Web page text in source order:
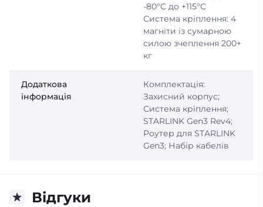
-80°C до +115°C
Система кріплення: 4
магніти із сумарною
силою зчеплення 200+
кг
Додаткова
інформація
Комплектація:
Захисний корпус;
Система кріплення;
STARLINK Gen3 Rev4;
Роутер для STARLINK
Gen3; Набір кабелів
Відгуки